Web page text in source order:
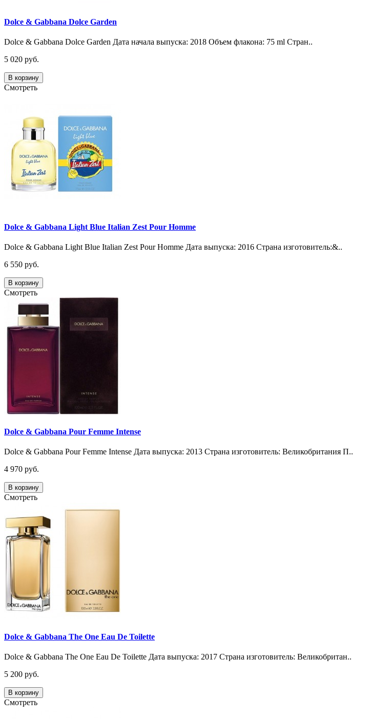
Dolce & Gabbana Dolce Garden
Dolce & Gabbana Dolce Garden Дата начала выпуска: 2018 Объем флакона: 75 ml Стран..
5 020 руб.
В корзину
Смотреть
Dolce & Gabbana Light Blue Italian Zest Pour Homme
Dolce & Gabbana Light Blue Italian Zest Pour Homme Дата выпуска: 2016 Страна изготовитель:&..
6 550 руб.
В корзину
Смотреть
Dolce & Gabbana Pour Femme Intense
Dolce & Gabbana Pour Femme Intense Дата выпуска: 2013 Страна изготовитель: Великобритания П..
4 970 руб.
В корзину
Смотреть
Dolce & Gabbana The One Eau De Toilette
Dolce & Gabbana The One Eau De Toilette Дата выпуска: 2017 Страна изготовитель: Великобритан..
5 200 руб.
В корзину
Смотреть